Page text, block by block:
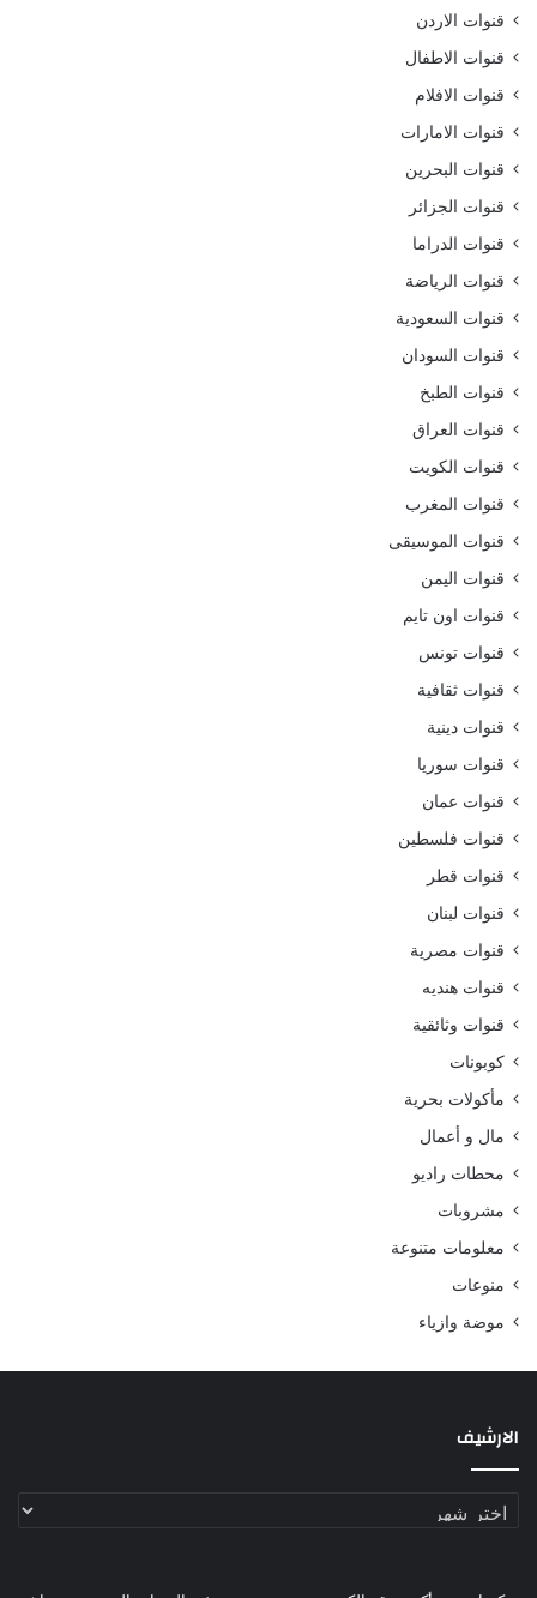
قنوات الاردن
قنوات الاطفال
قنوات الافلام
قنوات الامارات
قنوات البحرين
قنوات الجزائر
قنوات الدراما
قنوات الرياضة
قنوات السعودية
قنوات السودان
قنوات الطبخ
قنوات العراق
قنوات الكويت
قنوات المغرب
قنوات الموسيقى
قنوات اليمن
قنوات اون تايم
قنوات تونس
قنوات ثقافية
قنوات دينية
قنوات سوريا
قنوات عمان
قنوات فلسطين
قنوات قطر
قنوات لبنان
قنوات مصرية
قنوات هنديه
قنوات وثائقية
كوبونات
مأكولات بحرية
مال و أعمال
محطات راديو
مشروبات
معلومات متنوعة
منوعات
موضة وازياء
الارشيف
الارشيف